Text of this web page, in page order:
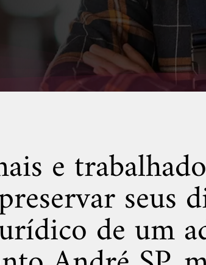
e
seus
de um